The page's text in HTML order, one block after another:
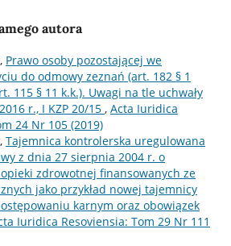
autora
Prawo osoby pozostającej we
do odmowy zeznań (art. 182 § 1
115 § 11 k.k.). Uwagi na tle uchwały
r., I KZP 20/15 , Acta Iuridica
24 Nr 105 (2019)
Tajemnica kontrolerska uregulowana
z dnia 27 sierpnia 2004 r. o
zdrowotnej finansowanych ze
jako przykład nowej tajemnicy
karnym oraz obowiązek
Iuridica Resoviensia: Tom 29 Nr 111